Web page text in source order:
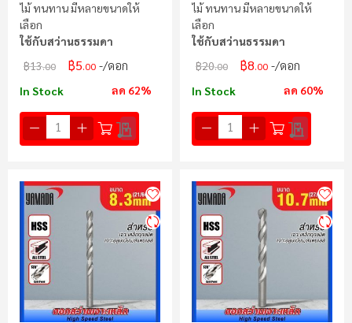
ไม้ ทนทาน มีหลายขนาดให้
เลือก
ใช้กับสว่านธรรมดา
฿13.00 ฿5.00 /ดอก
In Stock ลด 62%
ไม้ ทนทาน มีหลายขนาดให้
เลือก
ใช้กับสว่านธรรมดา
฿20.00 ฿8.00 /ดอก
In Stock ลด 60%